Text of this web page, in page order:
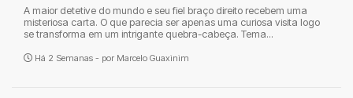
A maior detetive do mundo e seu fiel braço direito recebem uma
misteriosa carta. O que parecia ser apenas uma curiosa visita logo
se transforma em um intrigante quebra-cabeça. Tema...
Há 2 Semanas - por Marcelo Guaxinim